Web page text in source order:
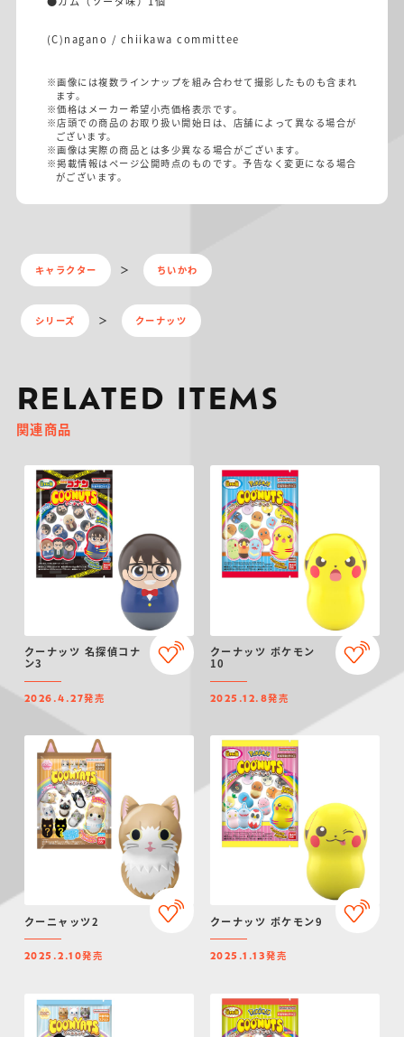
(C)nagano / chiikawa committee
※画像には複数ラインナップを組み合わせて撮影したものも含まれ
ます。
※価格はメーカー希望小売価格表示です。
※店頭での商品のお取り扱い開始日は、店舗によって異なる場合が
ございます。
※画像は実際の商品とは多少異なる場合がございます。
※掲載情報はページ公開時点のものです。予告なく変更になる場合
がございます。
キャラクター ちいかわ
シリーズ クーナッツ
RELATED ITEMS
関連商品
クーナッツ 名探偵コナ
ン3
2026.4.27発売
クーナッツ ポケモン
10
2025.12.8発売
クーニャッツ2
2025.2.10発売
クーナッツ ポケモン9
2025.1.13発売